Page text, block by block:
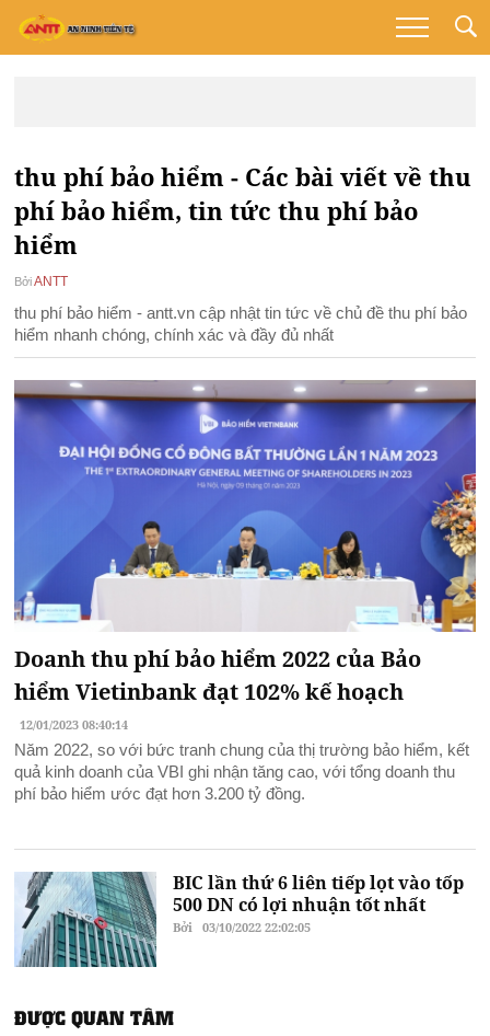
thu phí bảo hiểm - Các bài viết về thu
phí bảo hiểm, tin tức thu phí bảo
hiểm
Bởi ANTT
thu phí bảo hiểm - antt.vn cập nhật tin tức về chủ đề thu phí bảo
hiểm nhanh chóng, chính xác và đầy đủ nhất
Doanh thu phí bảo hiểm 2022 của Bảo
hiểm Vietinbank đạt 102% kế hoạch
12/01/2023 08:40:14
Năm 2022, so với bức tranh chung của thị trường bảo hiểm, kết
quả kinh doanh của VBI ghi nhận tăng cao, với tổng doanh thu
phí bảo hiểm ước đạt hơn 3.200 tỷ đồng.
BIC lần thứ 6 liên tiếp lọt vào tốp
500 DN có lợi nhuận tốt nhất
Bởi 03/10/2022 22:02:05
ĐƯỢC QUAN TÂM